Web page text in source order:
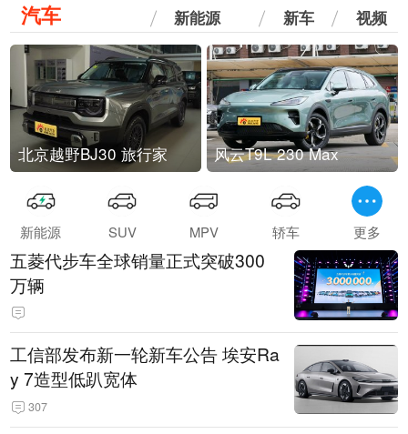
汽车 新能源 新车 视频
北京越野BJ30 旅行家 风云T9L 230 Max
新能源 SUV MPV 轿车 更多
五菱代步车全球销量正式突破300
万辆
工信部发布新一轮新车公告 埃安Ra
y 7造型低趴宽体
307